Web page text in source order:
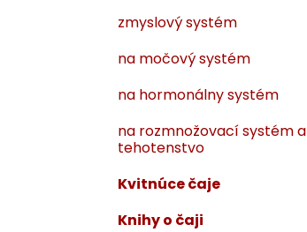
zmyslový systém
na močový systém
na hormonálny systém
na rozmnožovací systém a
tehotenstvo
Kvitnúce čaje
Knihy o čaji